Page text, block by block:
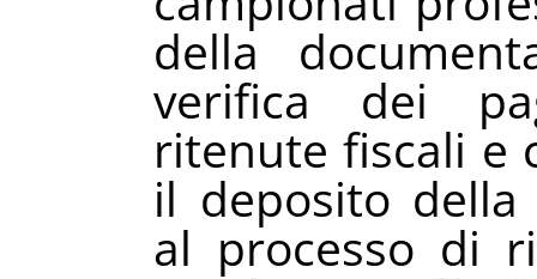
della
verifica dei
ritenute fiscali e
il deposito della
al processo di